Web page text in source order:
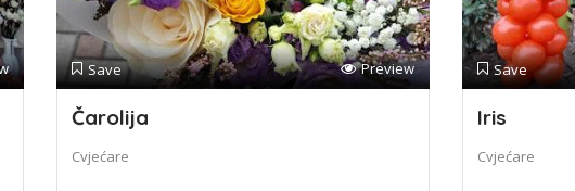
Save Preview
Čarolija
Cvjećare
Save
Iris
Cvjećare